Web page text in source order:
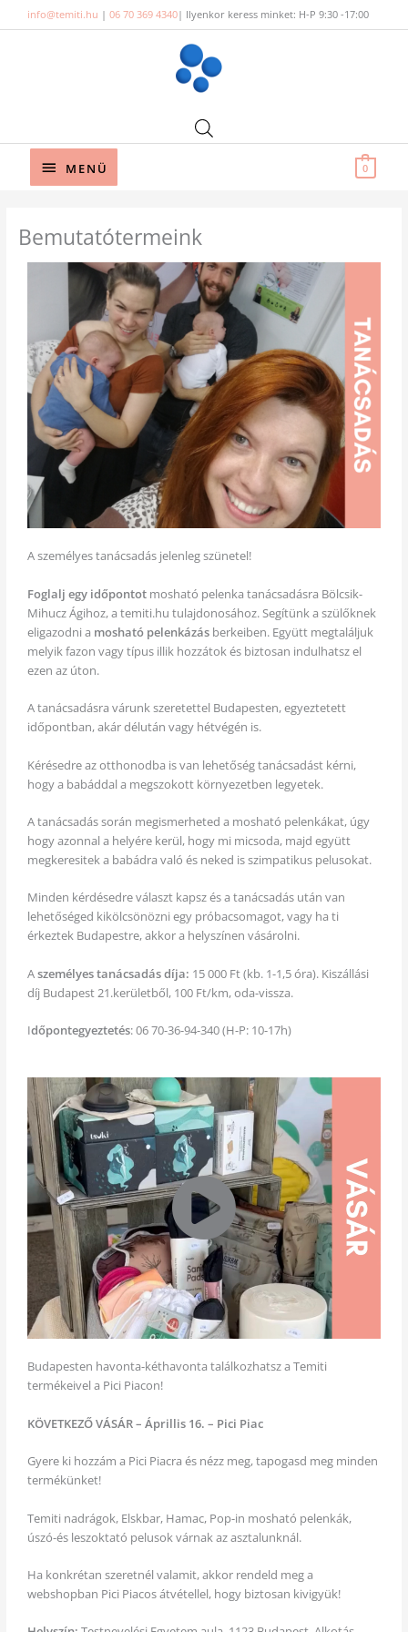
to
info@temiti.hu | 06 70 369 4340| Ilyenkor keress minket: H-P 9:30 -17:00
Below
MENÜ 0
Bemutatótermeink
A személyes tanácsadás jelenleg szünetel!
Foglalj egy időpontotmosható pelenka tanácsadásra Bölcsik-
Mihucz Ágihoz, a temiti.hu tulajdonosához. Segítünk a szülőknek
eligazodni a mosható pelenkázásberkeiben. Együtt megtaláljuk
melyik fazon vagy típus illik hozzátok és biztosan indulhatsz el
ezen az úton.
A tanácsadásra várunk szeretettel Budapesten, egyeztetett
időpontban, akár délután vagy hétvégén is.
Kérésedre az otthonodba is van lehetőség tanácsadást kérni,
hogy a babáddal a megszokott környezetben legyetek.
A tanácsadás során megismerheted a mosható pelenkákat, úgy
hogy azonnal a helyére kerül, hogy mi micsoda, majd együtt
megkeresitek a babádra való és neked is szimpatikus pelusokat.
Minden kérdésedre választ kapsz és a tanácsadás után van
lehetőséged kikölcsönözni egy próbacsomagot, vagy ha ti
érkeztek Budapestre, akkor a helyszínen vásárolni.
Aszemélyes tanácsadás díja: 15 000 Ft (kb. 1-1,5 óra). Kiszállási
díj Budapest 21.kerületből, 100 Ft/km, oda-vissza.
Időpontegyeztetés: 06 70-36-94-340 (H-P: 10-17h)
Budapesten havonta-kéthavonta találkozhatsz a Temiti
termékeivel a Pici Piacon!
KÖVETKEZŐ VÁSÁR – Áprillis 16. – Pici Piac
Gyere ki hozzám a Pici Piacra és nézz meg, tapogasd meg minden
termékünket!
Temiti nadrágok, Elskbar, Hamac, Pop-in mosható pelenkák,
úszó-és leszoktató pelusok várnak az asztalunknál.
Ha konkrétan szeretnél valamit, akkor rendeld meg a
webshopban Pici Piacos átvétellel, hogy biztosan kivigyük!